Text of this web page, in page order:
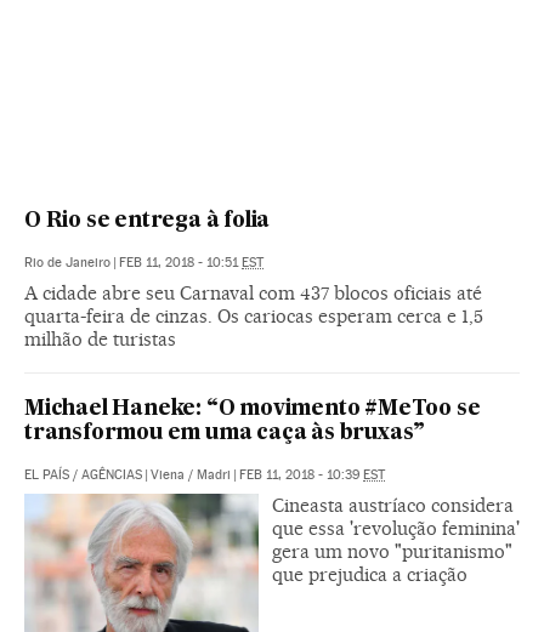
O Rio se entrega à folia
Rio de Janeiro | FEB 11, 2018 - 10:51EST
A cidade abre seu Carnaval com 437 blocos oficiais até
quarta-feira de cinzas. Os cariocas esperam cerca e 1,5
milhão de turistas
Michael Haneke: “O movimento #MeToo se
transformou em uma caça às bruxas”
EL PAÍS / AGÊNCIAS | Viena / Madri | FEB 11, 2018 - 10:39 EST
Cineasta austríaco considera
que essa 'revolução feminina'
gera um novo "puritanismo"
que prejudica a criação